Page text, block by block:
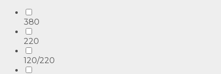
380
220
120/220